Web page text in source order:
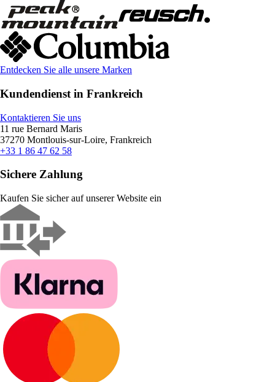
Entdecken Sie alle unsere Marken
Kundendienst in Frankreich
Kontaktieren Sie uns
11 rue Bernard Maris
37270 Montlouis-sur-Loire, Frankreich
+33 1 86 47 62 58
Sichere Zahlung
Kaufen Sie sicher auf unserer Website ein